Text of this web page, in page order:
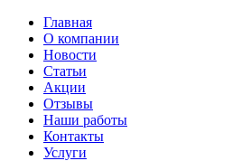
Главная
О компании
Новости
Статьи
Акции
Отзывы
Наши работы
Контакты
Услуги